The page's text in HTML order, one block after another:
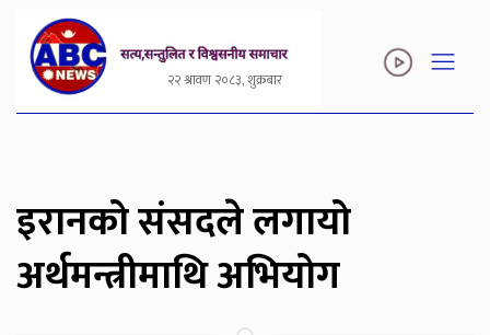
२२ श्रावण २०८३, शुक्रबार
इरानको संसदले लगायो
अर्थमन्त्रीमाथि अभियोग